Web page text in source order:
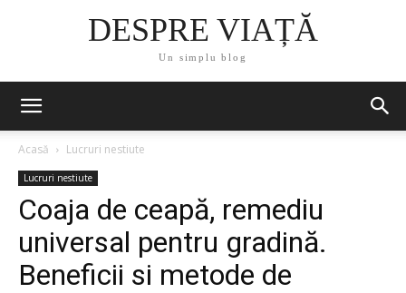
DESPRE VIAȚĂ
Un simplu blog
Acasă Lucruri nestiute
Lucruri nestiute
Coaja de ceapă, remediu
universal pentru gradină.
Beneficii si metode de